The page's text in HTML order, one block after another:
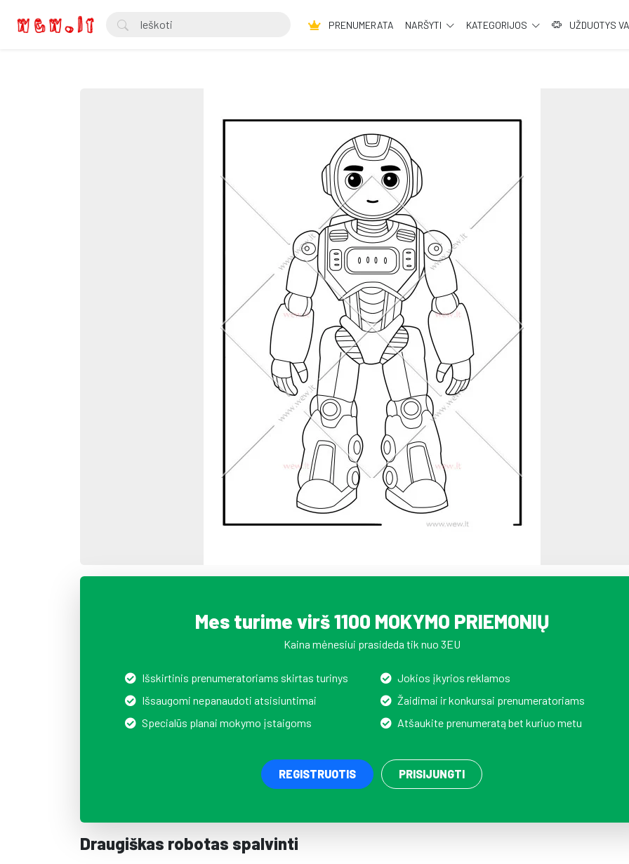
PRENUMERATA NARŠYTI KATEGORIJOS UŽDUOTYS
Mes turime virš 1100 MOKYMO PRIEMONIŲ
Kaina mėnesiui prasideda tik nuo 3EU
Išskirtinis prenumeratoriams skirtas turinys
Išsaugomi nepanaudoti atsisiuntimai
Specialūs planai mokymo įstaigoms
Jokios įkyrios reklamos
Žaidimai ir konkursai prenumeratoriams
Atšaukite prenumeratą bet kuriuo metu
REGISTRUOTIS PRISIJUNGTI
Draugiškas robotas spalvinti